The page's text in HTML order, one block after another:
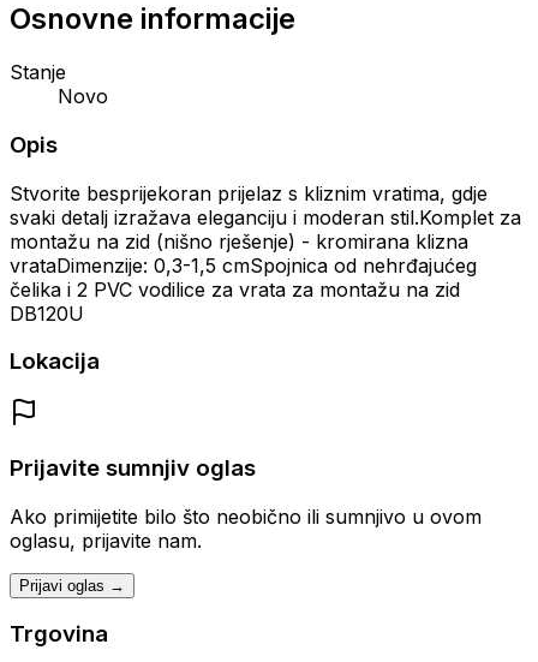
Osnovne informacije
Stanje
Novo
Opis
Stvorite besprijekoran prijelaz s kliznim vratima, gdje
svaki detalj izražava eleganciju i moderan stil.Komplet za
montažu na zid (nišno rješenje) - kromirana klizna
vrataDimenzije: 0,3-1,5 cmSpojnica od nehrđajućeg
čelika i 2 PVC vodilice za vrata za montažu na zid
DB120U
Lokacija
Prijavite sumnjiv oglas
Ako primijetite bilo što neobično ili sumnjivo u ovom
oglasu, prijavite nam.
Prijavi oglas →
Trgovina